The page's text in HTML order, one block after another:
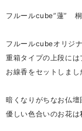
フルールcube”蓮” 桐
フルールcubeオリジ
重箱タイプの上段に
お線香をセットしまし
暗くなりがちなお仏
優しい色合いのお花は